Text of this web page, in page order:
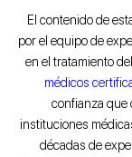
El contenido de
por el equipo de
en el tratamiento
médicos
confianza que
instituciones
décadas de